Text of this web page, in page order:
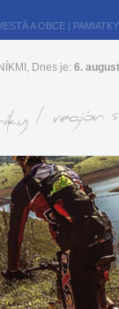
A OBCE | PAMIATKY
Dnes je: 6.